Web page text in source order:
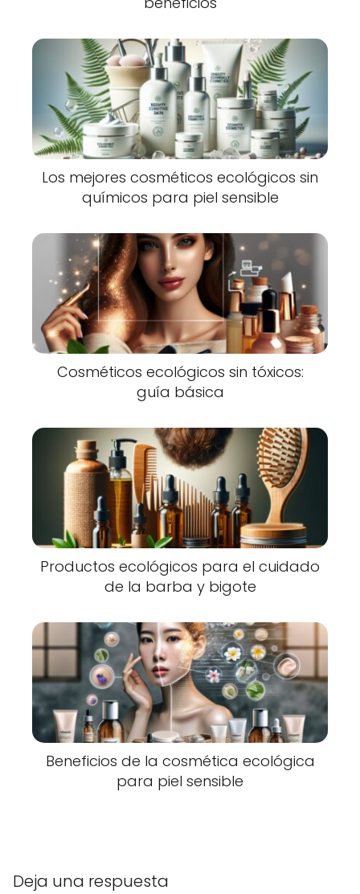
Los mejores cosméticos ecológicos sin
químicos para piel sensible
Cosméticos ecológicos sin tóxicos:
guía básica
Productos ecológicos para el cuidado
de la barba y bigote
Beneficios de la cosmética ecológica
para piel sensible
Deja una respuesta